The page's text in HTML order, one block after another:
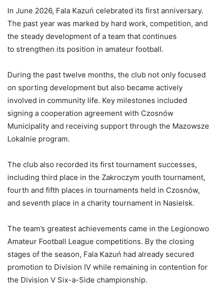
In June 2026, Fala Kazuń celebrated its first anniversary.
The past year was marked by hard work, competition, and
the steady development of a team that continues
to strengthen its position in amateur football.
During the past twelve months, the club not only focused
on sporting development but also became actively
involved in community life. Key milestones included
signing a cooperation agreement with Czosnów
Municipality and receiving support through the Mazowsze
Lokalnie program.
The club also recorded its first tournament successes,
including third place in the Zakroczym youth tournament,
fourth and fifth places in tournaments held in Czosnów,
and seventh place in a charity tournament in Nasielsk.
The team’s greatest achievements came in the Legionowo
Amateur Football League competitions. By the closing
stages of the season, Fala Kazuń had already secured
promotion to Division IV while remaining in contention for
the Division V Six-a-Side championship.